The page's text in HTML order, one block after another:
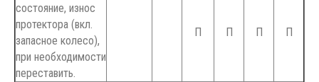
состояние, износ
протектора (вкл.
запасное колесо),
при необходимости
переставить.
П П П П